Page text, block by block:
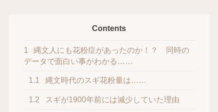
Contents
1
縄文人にも花粉症があったのか！？ 同時の
データで面白い事がわかる……
1.1 縄文時代のスギ花粉量は……
1.2 スギが1900年前には減少していた理由